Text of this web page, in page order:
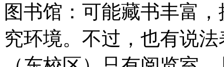
图书馆：可能藏书丰富
究环境。不过，也有说